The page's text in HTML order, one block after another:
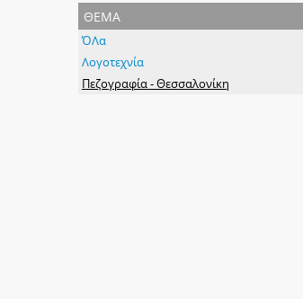
θέμα
ΌΛα
Λογοτεχνία
Πεζογραφία - Θεσσαλονίκη